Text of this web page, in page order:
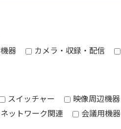
器 カメラ・収録・配信
スイッチャー 映像周辺機器
ネットワーク関連 会議用機器